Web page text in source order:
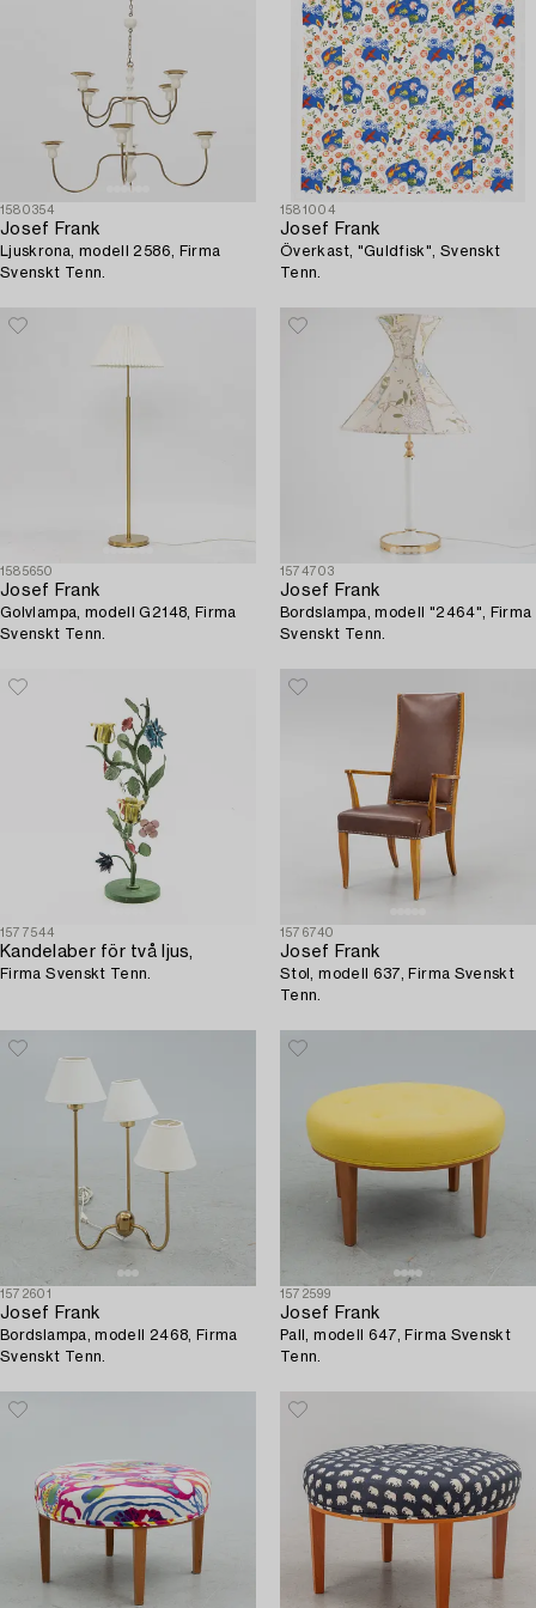
1580354
Josef Frank
Ljuskrona, modell 2586, Firma
Svenskt Tenn.
1581004
Josef Frank
Överkast, "Guldfisk", Svenskt
Tenn.
1585650
Josef Frank
Golvlampa, modell G2148, Firma
Svenskt Tenn.
1574703
Josef Frank
Bordslampa, modell "2464", Firma
Svenskt Tenn.
1577544
Kandelaber för två ljus,
Firma Svenskt Tenn.
1576740
Josef Frank
Stol, modell 637, Firma Svenskt
Tenn.
1572601
Josef Frank
Bordslampa, modell 2468, Firma
Svenskt Tenn.
1572599
Josef Frank
Pall, modell 647, Firma Svenskt
Tenn.